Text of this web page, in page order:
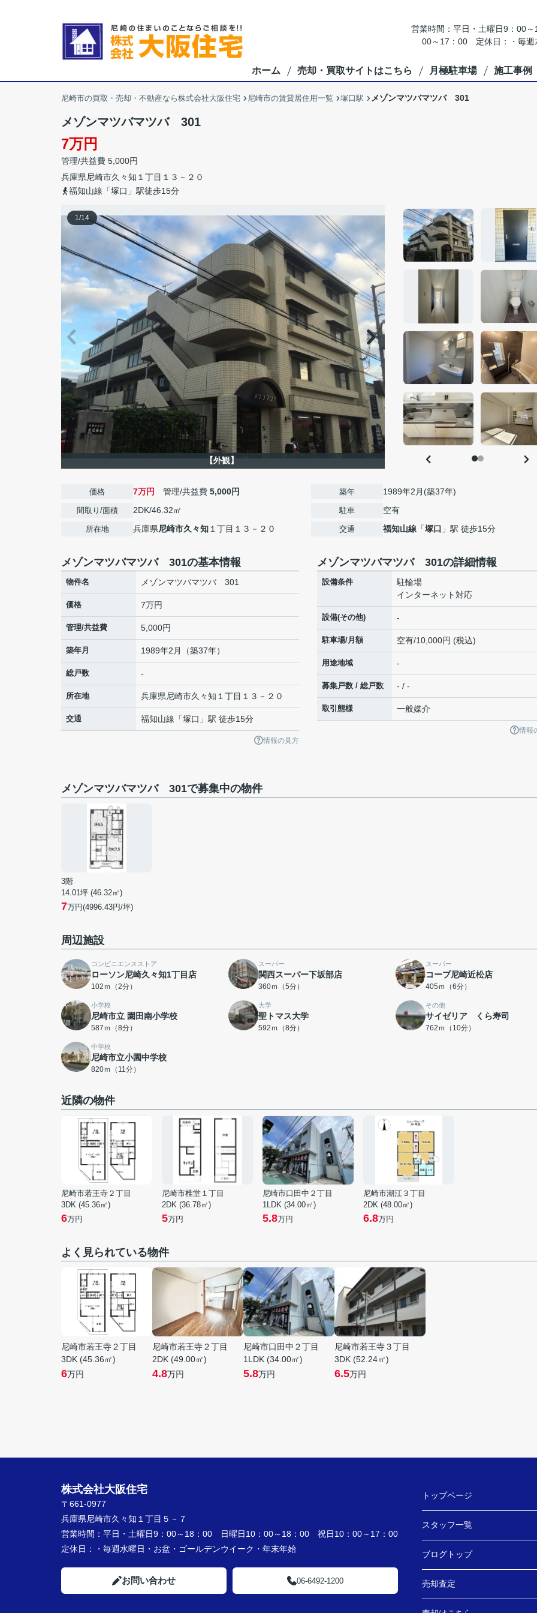
営業時間：平日・土曜日9：00
00～17：00 定休日：・毎週
ホーム 売却・買取サイトはこちら 月極駐車場 施工事例
尼崎市の買取・売却・不動産なら株式会社大阪住宅 尼崎市の賃貸居住用一覧 塚口駅 メゾンマツバマツバ 301
メゾンマツバマツバ 301
7万円
管理/共益費 5,000円
兵庫県尼崎市久々知 １丁目１３－２０
福知山線「塚口」駅徒歩15分
1/14
【外観】
価格 7万円 管理/共益費 5,000円
間取り/面積 2DK/46.32㎡
所在地 兵庫県尼崎市久々知 １丁目１３－２０
築年 1989年2月(築37年)
駐車 空有
交通 福知山線 「塚口 」駅 徒歩15分
メゾンマツバマツバ 301の基本情報
物件名 メゾンマツバマツバ 301
価格 7万円
管理/共益費 5,000円
築年月 1989年2月（築37年）
総戸数 -
所在地 兵庫県尼崎市久々知 １丁目１３－２０
交通 福知山線 「塚口 」駅 徒歩15分
情報の見方
メゾンマツバマツバ 301の詳細情報
設備条件
駐輪場
インターネット対応
設備(その他) -
駐車場/月額 空有/10,000円 (税込)
用途地域 -
募集戸数 / 総戸数 - / -
取引態様 一般媒介
情報
メゾンマツバマツバ 301で募集中の物件
3階
14.01坪 (46.32㎡)
7万円(4996.43円/坪)
周辺施設
コンビニエンスストア
ローソン尼崎久々知1丁目店
102ｍ（2分）
スーパー
関西スーパー下坂部店
360ｍ（5分）
スーパー
コープ尼崎近松店
405ｍ（6分）
小学校
尼崎市立 園田南小学校
587ｍ（8分）
大学
聖トマス大学
592ｍ（8分）
その他
サイゼリア くら寿司
762ｍ（10分）
中学校
尼崎市立小園中学校
820ｍ（11分）
近隣の物件
尼崎市若王寺２丁目
3DK (45.36㎡)
6万円
尼崎市椎堂１丁目
2DK (36.78㎡)
5万円
尼崎市口田中２丁目
1LDK (34.00㎡)
5.8万円
尼崎市潮江３丁目
2DK (48.00㎡)
6.8万円
よく見られている物件
尼崎市若王寺２丁目
3DK (45.36㎡)
6万円
尼崎市若王寺２丁目
2DK (49.00㎡)
4.8万円
尼崎市口田中２丁目
1LDK (34.00㎡)
5.8万円
尼崎市若王寺３丁目
3DK (52.24㎡)
6.5万円
株式会社大阪住宅
〒661-0977
兵庫県尼崎市久々知１丁目５－７
営業時間： 平日・土曜日9：00～18：00 日曜日10：00～18：00 祝日10：00～17：00
定休日：
・毎週水曜日・お盆・ゴールデンウイーク・年末年始
お問い合わせ 06-6492-1200
トップページ
スタッフ一覧
ブログトップ
売却査定